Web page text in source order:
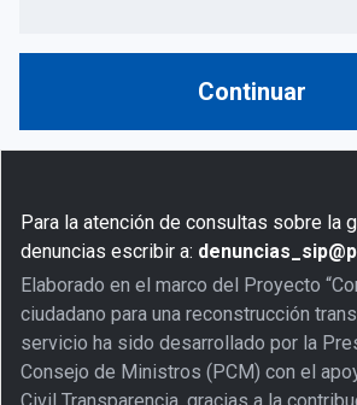
Continuar
Para la atención de consultas sobre la
denuncias escribir a:
Elaborado en el marco del Proyecto
ciudadano para una reconstrucción
servicio ha sido desarrollado por la
Consejo de Ministros (PCM) con el